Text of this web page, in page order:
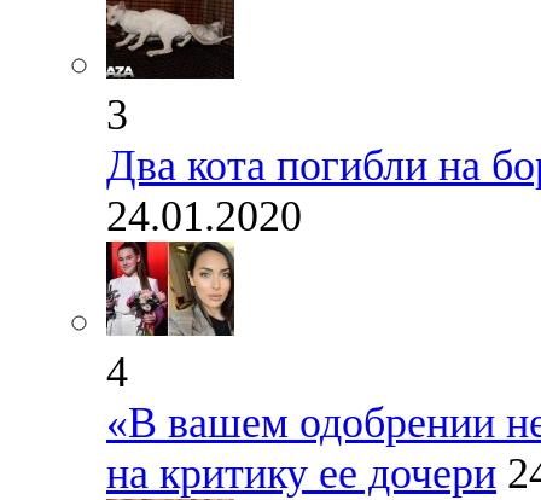
3
Два кота погибли на
24.01.2020
4
«В вашем одобрении
на критику ее дочери